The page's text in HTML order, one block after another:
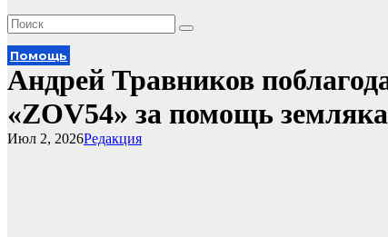
Помощь
Андрей Травников
«ZOV54» за помощь
Редакция
Июл 2, 2026